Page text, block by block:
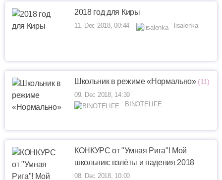
2018 год для Киры
11. Dec 2018, 00:44 lisalenka
Школьник в режиме «Нормально» (11)
09. Dec 2018, 14:39
BINOTELIFE
КОНКУРС от "Умная Рига"! Мой
школьник: взлёты и падения 2018
08. Dec 2018, 10:00